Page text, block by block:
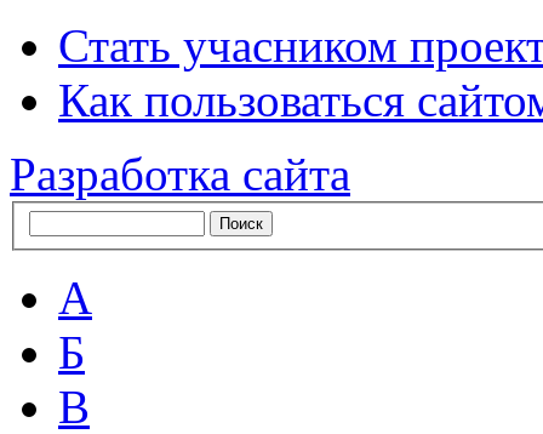
Стать учасником
Как пользоваться
Разработка сайта
А
Б
В